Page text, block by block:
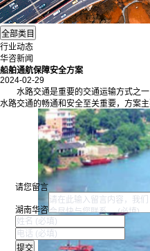
行业动态
华咨新闻
船舶通航保障安全方案
2024-02-29
水路交通是重要的交通运输方式之
水路交通的畅通和安全至关重要，方案主
请您留言
湖南华咨